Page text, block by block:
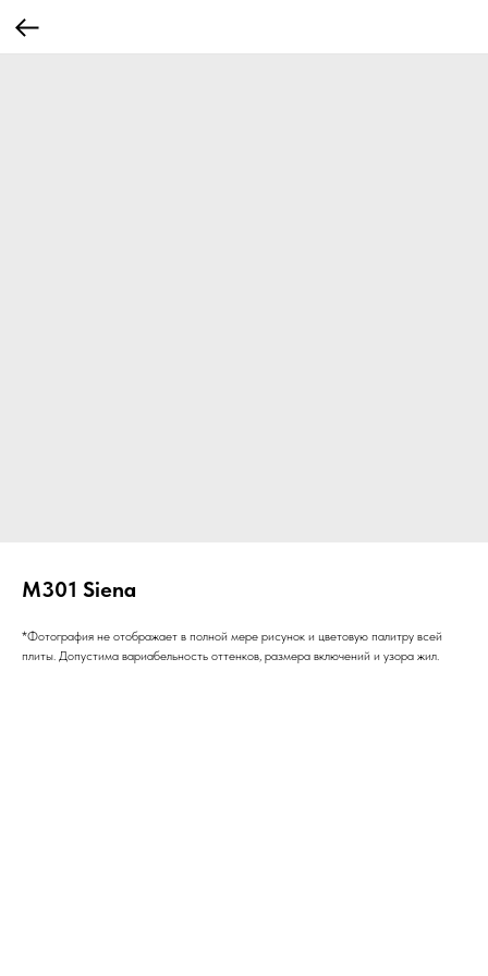
M301 Siena
*Фотография не отображает в полной мере рисунок и цветовую палитру всей
плиты. Допустима вариабельность оттенков, размера включений и узора жил.